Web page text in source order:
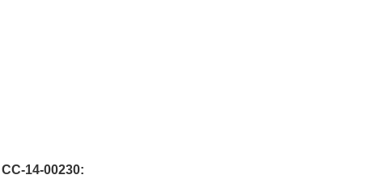
14-00230: